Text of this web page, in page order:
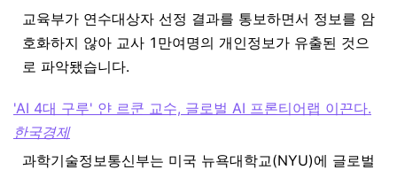
교육부가 연수대상자 선정 결과를 통보하면서 정보를 암
호화하지 않아 교사 1만여명의 개인정보가 유출된 것으
로 파악됐습니다.
'AI 4대 구루' 얀 르쿤 교수, 글로벌 AI 프론티어랩 이끈다.
한국경제
과학기술정보통신부는 미국 뉴욕대학교(NYU)에 글로벌